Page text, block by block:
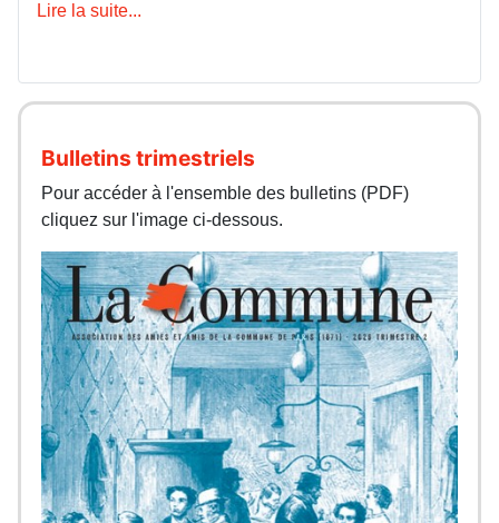
Lire la suite...
Bulletins trimestriels
Pour accéder à l'ensemble des bulletins (PDF)
cliquez sur l'image ci-dessous.